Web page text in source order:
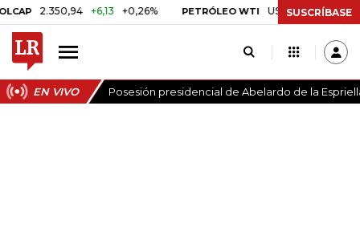
2.350,94 +6,13 +0,26% PETRÓLEO WTI US$ 78,01 US$ 2,92
SUSCRÍBASE
EN VIVO Posesión presidencial de Abelardo de la